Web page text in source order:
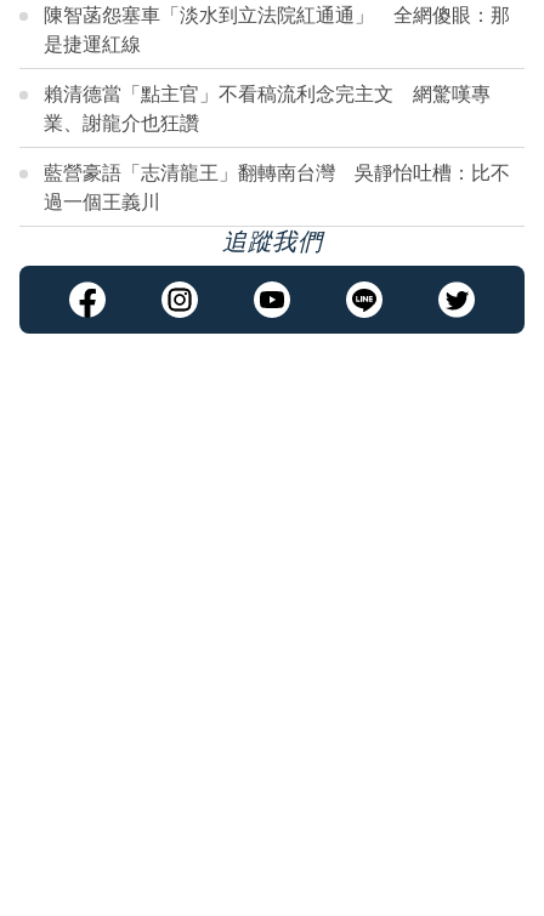
陳智菡怨塞車「淡水到立法院紅通通」 全網傻眼：那
是捷運紅線
賴清德當「點主官」不看稿流利念完主文 網驚嘆專
業、謝龍介也狂讚
藍營豪語「志清龍王」翻轉南台灣 吳靜怡吐槽：比不
過一個王義川
追蹤我們